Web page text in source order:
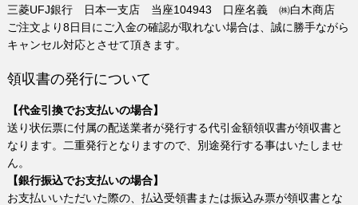
三菱UFJ銀行 日本一支店 当座104943 口座名義 ㈱白木商店
ご注文より8日目にご入金の確認が取れない場合は、誠に勝手ながら
キャンセル対応とさせて頂きます。
領収書の発行について
【代金引換でお支払いの場合】
送り状伝票に付属の配送業者が発行する代引金額領収書が領収書と
なります。二重発行となりますので、別途発行する事はいたしませ
ん。
【銀行振込でお支払いの場合】
お支払いいただいた際の、払込受領書または振込み票が領収書とな